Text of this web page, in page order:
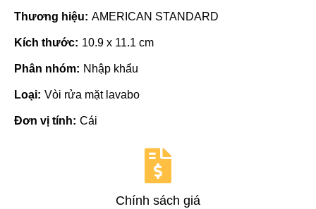
Thương hiệu: AMERICAN STANDARD
Kích thước: 10.9 x 11.1 cm
Phân nhóm: Nhập khẩu
Loại: Vòi rửa mặt lavabo
Đơn vị tính: Cái
Chính sách giá